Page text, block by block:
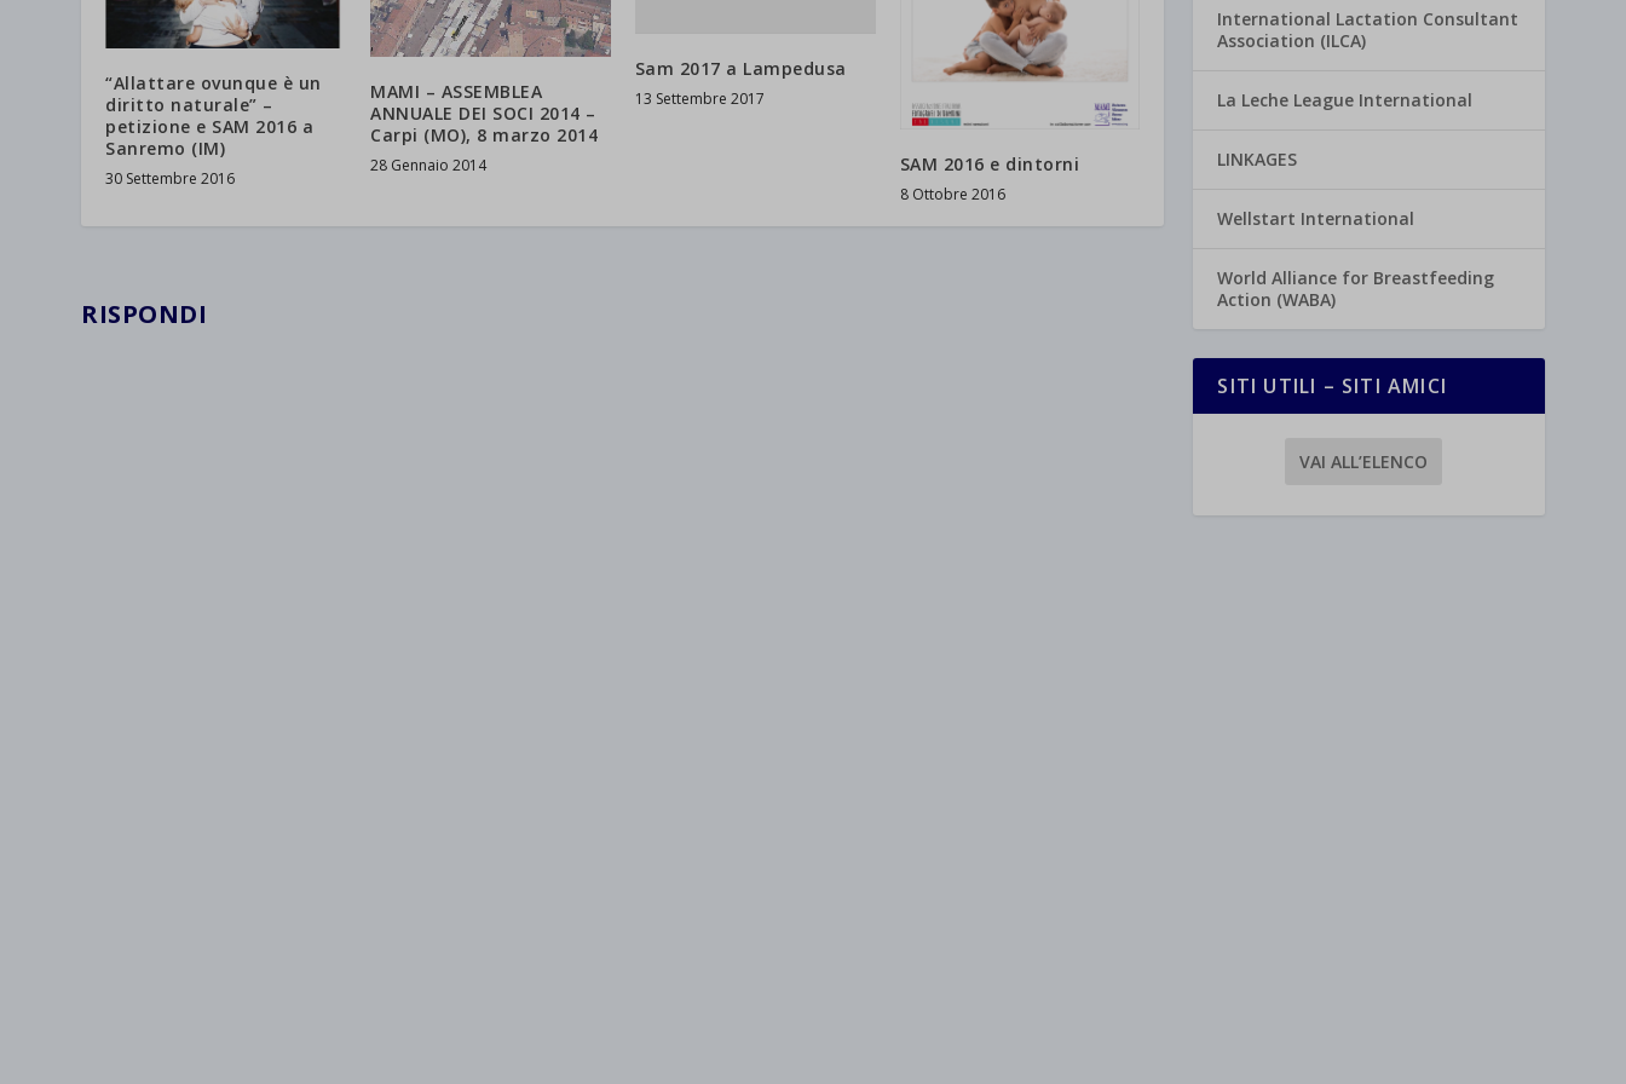
“Allattare ovunque è un
diritto naturale” –
petizione e SAM 2016 a
Sanremo (IM)
30 Settembre 2016
MAMI – ASSEMBLEA
ANNUALE DEI SOCI 2014 –
Carpi (MO), 8 marzo 2014
28 Gennaio 2014
Sam 2017 a Lampedusa
13 Settembre 2017
SAM 2016 e dintorni
8 Ottobre 2016
RISPONDI
International Lactation Consultant
Association (ILCA)
La Leche League International
LINKAGES
Wellstart International
World Alliance for Breastfeeding
Action (WABA)
SITI UTILI – SITI AMICI
VAI ALL’ELENCO